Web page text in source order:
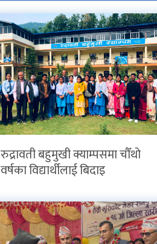
रुद्रावती बहुमुखी क्याम्पसमा चौँथो
वर्षका विद्यार्थीलाई बिदाइ